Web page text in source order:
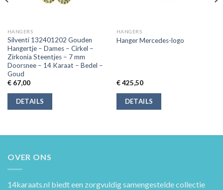
HANGERS
Silventi 132401202 Gouden
Hangertje – Dames – Cirkel –
Zirkonia Steentjes – 7 mm
Doorsnee – 14 Karaat – Bedel –
Goud
€67,00
DETAILS
HANGERS
Hanger Mercedes-logo
€425,50
DETAILS
OVER ONS
14karaats.nl biedt een zorgvuldig samengestelde collectie